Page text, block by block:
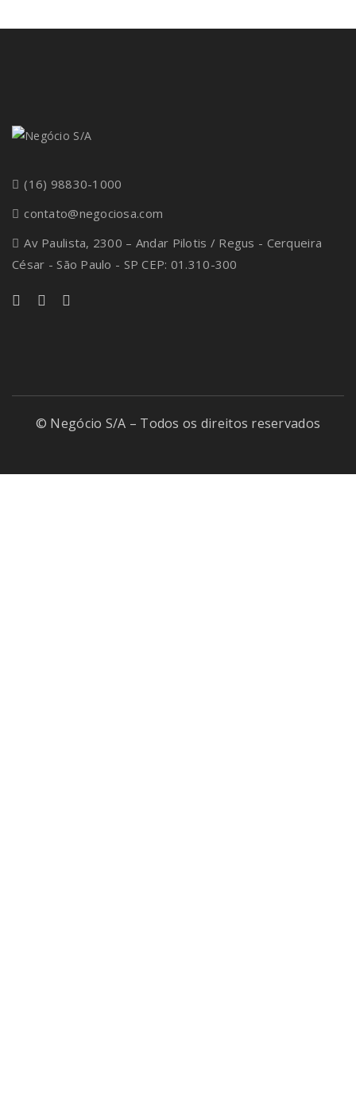
(16) 98830-1000
contato@negociosa.com
Av Paulista, 2300 – Andar Pilotis / Regus - Cerqueira
César - São Paulo - SP CEP: 01.310-300
© Negócio S/A – Todos os direitos reservados